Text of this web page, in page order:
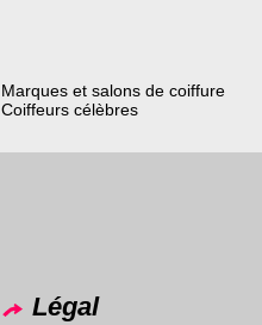
Marques et salons de coiffure
Coiffeurs célèbres
Légal